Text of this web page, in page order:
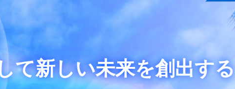
て新しい未来を創出する